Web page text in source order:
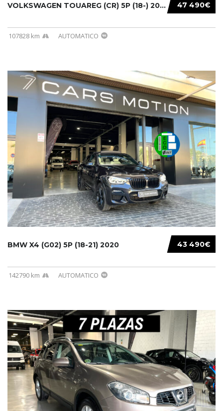
47 490€
VOLKSWAGEN TOUAREG (CR) 5P (18-) 2021...
107828 km AUTOMATICO
43 490€
BMW X4 (G02) 5P (18-21) 2020
142790 km AUTOMATICO